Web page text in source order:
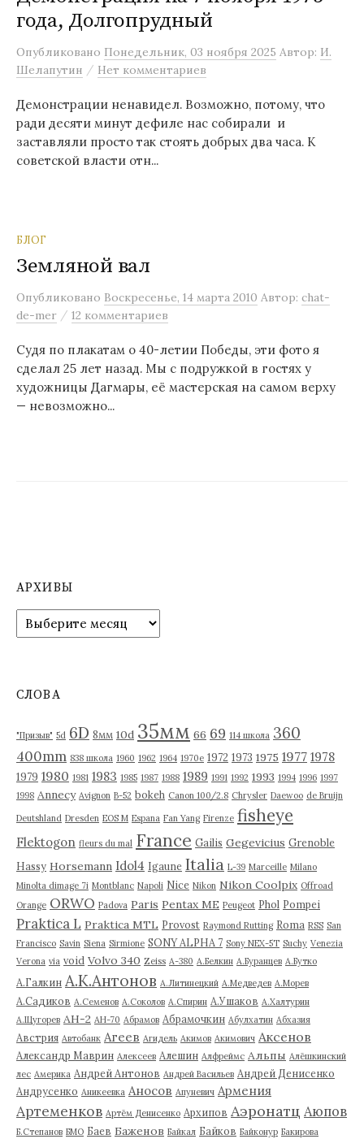
м
года, Долгопрудный
Опубликовано Понедельник, 03 ноября 2025 Автор: И.
Шелапутин / Нет комментариев
Демонстрации ненавидел. Возможно, потому, что
ради десяти минут дефиле нас собирали и
заставляли просто так стоять добрых два часа. К
советской власти отн...
БЛОГ
Земляной вал
Опубликовано Воскресенье, 14 марта 2010 Автор: chat-
de-mer / 12 комментариев
Судя по плакатам о 40-летии Победы, эти фото я
сделал 25 лет назад. Мы с подружкой в гостях у
художницы Дагмары, её мастерская на самом верху
— невозможно...
АРХИВЫ
р
в
СЛОВА
"Призыв" 5d 6D 8мм 10d 35мм 66 69 114 школа 360
400mm 838 школа 1960 1962 1964 1970е 1972 1973 1975 1977 1978
1979 1980 1981 1983 1985 1987 1988 1989 1991 1992 1993 1994 1996 1997
1998 Annecy Avignon B-52 bokeh Canon 100/2.8 Chrysler Daewoo de Bruijn
Deutshland Dresden EOS M Espana Fan Yang Firenze fisheye
Flektogon fleurs du mal France Gailis Gegevicius Grenoble
Hassy Horsemann Idol4 Igaune Italia L-39 Marceille Milano
Minolta dimage 7i Montblanc Napoli Nice Nikon Nikon Coolpix Offroad
Orange ORWO Padova Paris Pentax ME Peugeot Phol Pompei
Praktica L Praktica MTL Provost Raymond Rutting Roma RSS San
Francisco Savin Siena Sirmione SONY ALPHA 7 Sony NEX-5T Suchy Venezia
Verona via void Volvo 340 Zeiss А-380 А.Белкин А.Буранцев А.Бутко
А.Галкин А.К.Антонов А.Литинецкий А.Медведев А.Морев
А.Садиков А.Семенов А.Соколов А.Спирин А.Ушаков А.Халтурин
А.Щугорев АН-2 АН-70 Абрамов Абрамочкин Абулхатин Абхазия
Австрия Автобанк Агеев Агидель Акимов Акимович Аксенов
Александр Маврин Алексеев Алешин Алфреймс Альпы Алёшкинский
лес Америка Андрей Антонов Андрей Васильев Андрей Денисенко
Андрусенко Аникеевка Аносов Апуневич Армения
Артеменков Артём Денисенко Архипов Аэронатц Аюпов
Б.Степанов БМО Баев Баженов Байкал Байков Байконур Бакирова